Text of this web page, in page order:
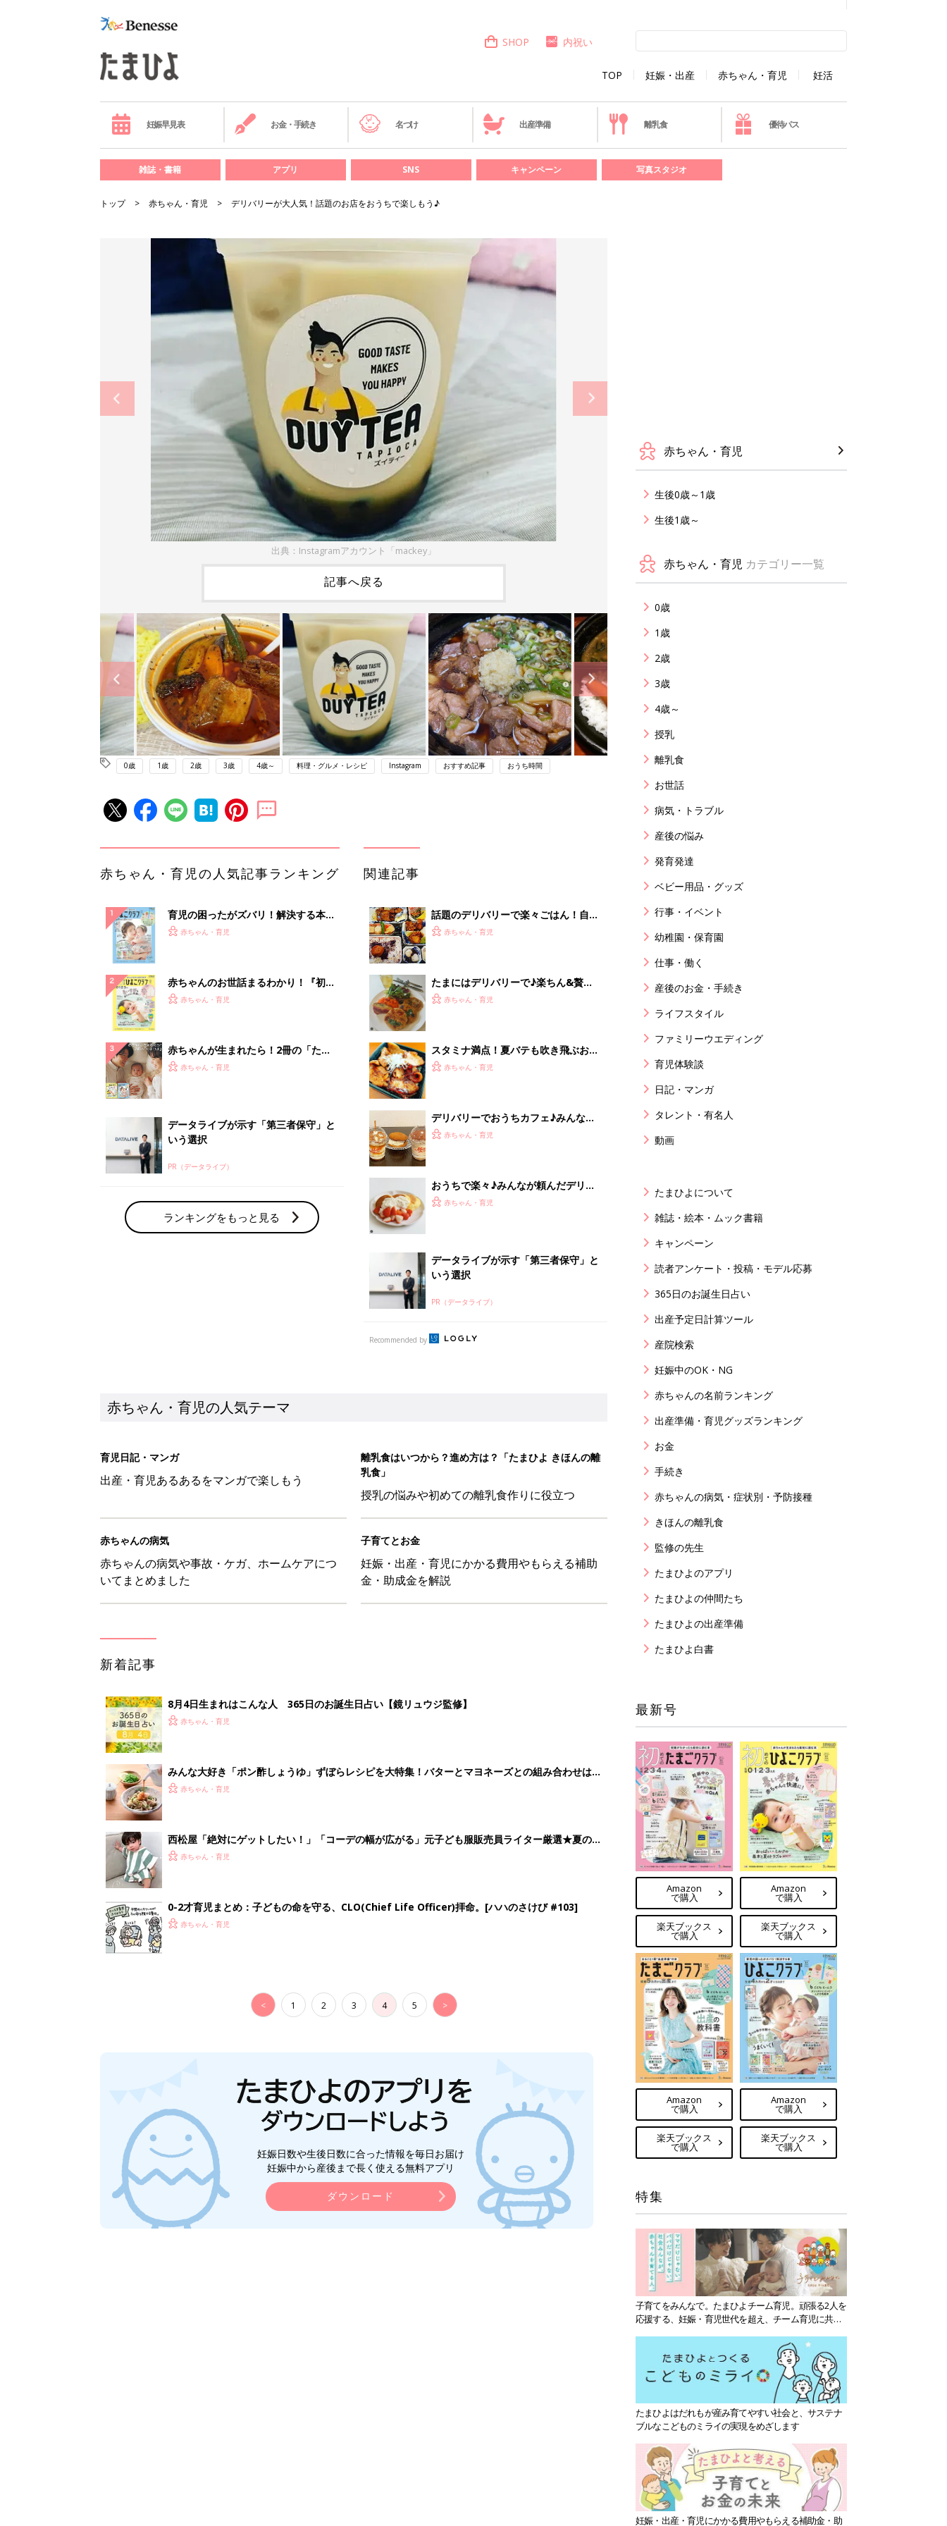
TOP 妊娠・出産 赤ちゃん・育児 妊活
SHOP 内祝い
妊娠早見表 お金・手続き 名づけ 出産準備 離乳食 優待パス
雑誌・書籍 アプリ SNS キャンペーン 写真スタジオ
トップ 赤ちゃん・育児 デリバリーが大人気！話題のお店をおうちで楽しもう♪
出典：Instagramアカウント「mackey」
記事へ戻る
0歳 1歳 2歳 3歳 4歳～ 料理・グルメ・レシピ Instagram おすすめ記事 おうち時間
赤ちゃん・育児の人気記事ランキング
育児の困ったがズバリ！解決する本
『ひよこクラブ 夏号』 4カ月～2才
赤ちゃん・育児
赤ちゃんのお世話まるわかり！『初め
てのひよこクラブ 夏号』〈巻頭大特
赤ちゃん・育児
赤ちゃんが生まれたら！2冊の「たま
ひよ」
赤ちゃん・育児
データライブが示す「第三者保守」と
いう選択
PR（データライブ）
ランキングをもっと見る
関連記事
話題のデリバリーで楽々ごはん！自宅
でお得においしく♪
赤ちゃん・育児
たまにはデリバリーで♪楽ちん&贅沢
ランチしちゃおう！
赤ちゃん・育児
スタミナ満点！夏バテも吹き飛ぶお肉
料理のデリバリー
赤ちゃん・育児
デリバリーでおうちカフェ♪みんなが
頼んだスイーツは？
赤ちゃん・育児
おうちで楽々♪みんなが頼んだデリバ
リーカフェごはん
赤ちゃん・育児
データライブが示す「第三者保守」と
いう選択
PR（データライブ）
Recommended by
赤ちゃん・育児の人気テーマ
育児日記・マンガ
出産・育児あるあるをマンガで楽しもう
離乳食はいつから？進め方は？「たまひよ きほんの離
乳食」
授乳の悩みや初めての離乳食作りに役立つ
赤ちゃんの病気
赤ちゃんの病気や事故・ケガ、ホームケアにつ
いてまとめました
子育てとお金
妊娠・出産・育児にかかる費用やもらえる補助
金・助成金を解説
新着記事
8月4日生まれはこんな人 365日のお誕生日占い【鏡リュウジ監修】
赤ちゃん・育児
みんな大好き「ポン酢しょうゆ」ずぼらレシピを大特集！バターとマヨネーズとの組み合わせは栄
養学的にも最高⁉
赤ちゃん・育児
西松屋「絶対にゲットしたい！」「コーデの幅が広がる」元子ども服販売員ライター厳選★夏のバ
ズりアイテム5選
赤ちゃん・育児
0-2才育児まとめ：子どもの命を守る、CLO(Chief Life Officer)拝命。[ハハのさけび #103]
赤ちゃん・育児
< 1 2 3 4 5 >
妊娠日数や生後日数に合った情報を毎日お届け
妊娠中から産後まで長く使える無料アプリ
ダウンロード
赤ちゃん・育児
生後0歳～1歳
生後1歳～
赤ちゃん・育児 カテゴリー一覧
0歳
1歳
2歳
3歳
4歳～
授乳
離乳食
お世話
病気・トラブル
産後の悩み
発育発達
ベビー用品・グッズ
行事・イベント
幼稚園・保育園
仕事・働く
産後のお金・手続き
ライフスタイル
ファミリーウエディング
育児体験談
日記・マンガ
タレント・有名人
動画
たまひよについて
雑誌・絵本・ムック書籍
キャンペーン
読者アンケート・投稿・モデル応募
365日のお誕生日占い
出産予定日計算ツール
産院検索
妊娠中のOK・NG
赤ちゃんの名前ランキング
出産準備・育児グッズランキング
お金
手続き
赤ちゃんの病気・症状別・予防接種
きほんの離乳食
監修の先生
たまひよのアプリ
たまひよの仲間たち
たまひよの出産準備
たまひよ白書
最新号
Amazon
で購入
楽天ブックス
で購入
Amazon
で購入
楽天ブックス
で購入
Amazon
で購入
楽天ブックス
で購入
Amazon
で購入
楽天ブックス
で購入
特集
子育てをみんなで。たまひよチーム育児。頑張る2人を
応援する、妊娠・育児世代を超え、チーム育児に共感
たまひよはだれもが産み育てやすい社会と、サステナ
ブルなこどものミライの実現をめざします
妊娠・出産・育児にかかる費用やもらえる補助金・助